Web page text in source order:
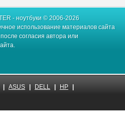
- ноутбуки © 2006-2026
использование материалов сайта
согласия автора или
ASUS DELL HP